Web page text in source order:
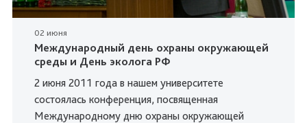
02 июня
Международный день охраны окружающей
среды и День эколога РФ
2 июня 2011 года в нашем университете
состоялась конференция, посвященная
Международному дню охраны окружающей